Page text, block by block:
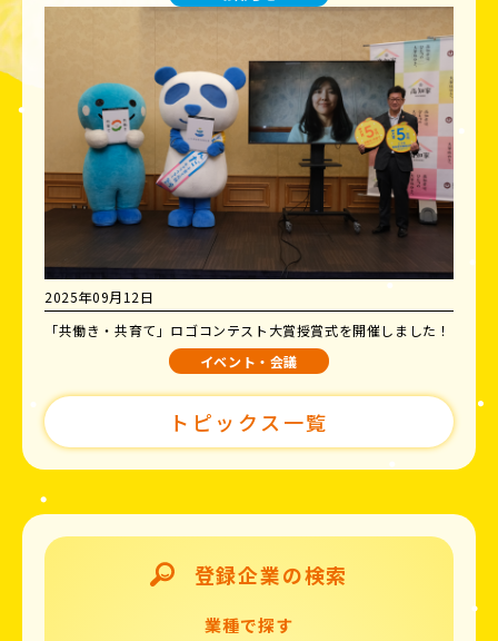
2025年09月12日
「共働き・共育て」ロゴコンテスト大賞授賞式を開催しました！
イベント・会議
トピックス一覧
登録企業の検索
業種で探す